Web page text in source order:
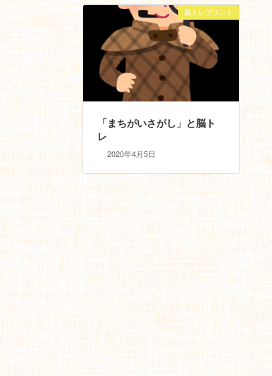
脳トレプリント
「まちがいさがし」と脳ト
レ
2020年4月5日